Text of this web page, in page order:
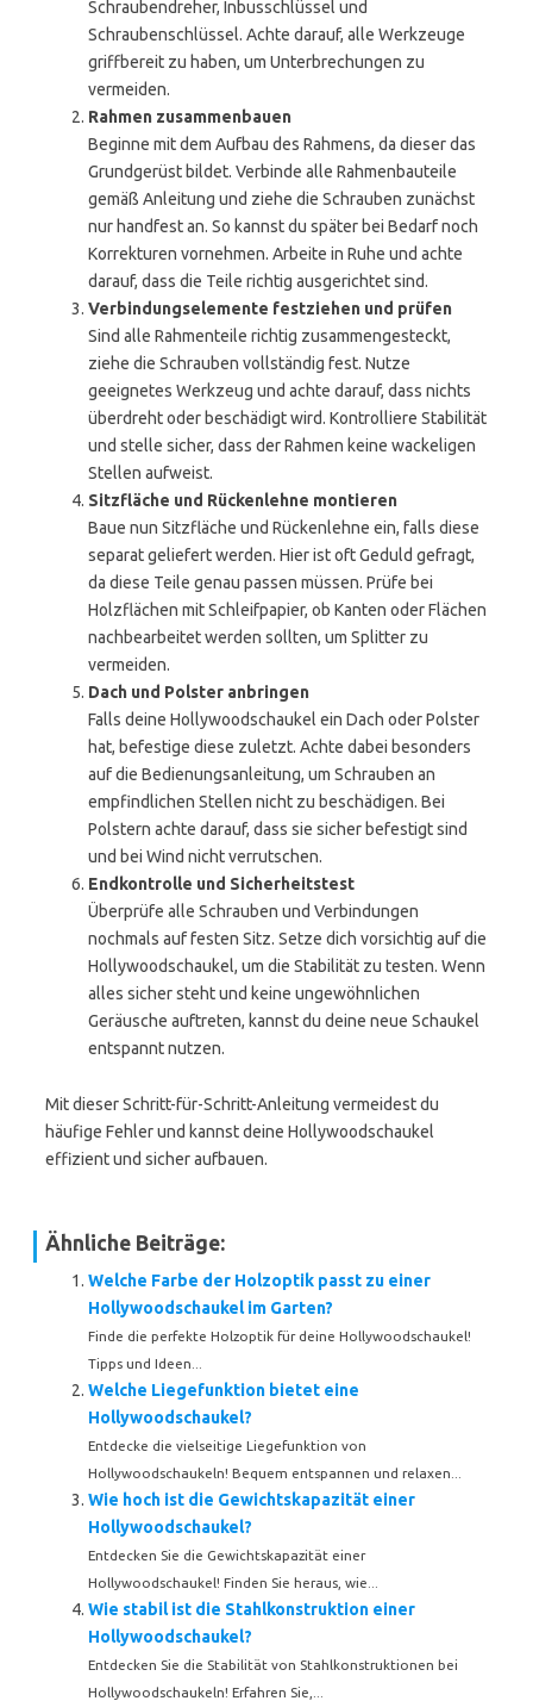
Schraubendreher, Inbusschlüssel und
Schraubenschlüssel. Achte darauf, alle Werkzeuge
griffbereit zu haben, um Unterbrechungen zu
vermeiden.
Rahmen zusammenbauen
Beginne mit dem Aufbau des Rahmens, da dieser das
Grundgerüst bildet. Verbinde alle Rahmenbauteile
gemäß Anleitung und ziehe die Schrauben zunächst
nur handfest an. So kannst du später bei Bedarf noch
Korrekturen vornehmen. Arbeite in Ruhe und achte
darauf, dass die Teile richtig ausgerichtet sind.
Verbindungselemente festziehen und prüfen
Sind alle Rahmenteile richtig zusammengesteckt,
ziehe die Schrauben vollständig fest. Nutze
geeignetes Werkzeug und achte darauf, dass nichts
überdreht oder beschädigt wird. Kontrolliere Stabilität
und stelle sicher, dass der Rahmen keine wackeligen
Stellen aufweist.
Sitzfläche und Rückenlehne montieren
Baue nun Sitzfläche und Rückenlehne ein, falls diese
separat geliefert werden. Hier ist oft Geduld gefragt,
da diese Teile genau passen müssen. Prüfe bei
Holzflächen mit Schleifpapier, ob Kanten oder Flächen
nachbearbeitet werden sollten, um Splitter zu
vermeiden.
Dach und Polster anbringen
Falls deine Hollywoodschaukel ein Dach oder Polster
hat, befestige diese zuletzt. Achte dabei besonders
auf die Bedienungsanleitung, um Schrauben an
empfindlichen Stellen nicht zu beschädigen. Bei
Polstern achte darauf, dass sie sicher befestigt sind
und bei Wind nicht verrutschen.
Endkontrolle und Sicherheitstest
Überprüfe alle Schrauben und Verbindungen
nochmals auf festen Sitz. Setze dich vorsichtig auf die
Hollywoodschaukel, um die Stabilität zu testen. Wenn
alles sicher steht und keine ungewöhnlichen
Geräusche auftreten, kannst du deine neue Schaukel
entspannt nutzen.
Mit dieser Schritt-für-Schritt-Anleitung vermeidest du
häufige Fehler und kannst deine Hollywoodschaukel
effizient und sicher aufbauen.
Ähnliche Beiträge:
Welche Farbe der Holzoptik passt zu einer
Hollywoodschaukel im Garten?
Finde die perfekte Holzoptik für deine Hollywoodschaukel!
Tipps und Ideen...
Welche Liegefunktion bietet eine
Hollywoodschaukel?
Entdecke die vielseitige Liegefunktion von
Hollywoodschaukeln! Bequem entspannen und relaxen...
Wie hoch ist die Gewichtskapazität einer
Hollywoodschaukel?
Entdecken Sie die Gewichtskapazität einer
Hollywoodschaukel! Finden Sie heraus, wie...
Wie stabil ist die Stahlkonstruktion einer
Hollywoodschaukel?
Entdecken Sie die Stabilität von Stahlkonstruktionen bei
Hollywoodschaukeln! Erfahren Sie,...